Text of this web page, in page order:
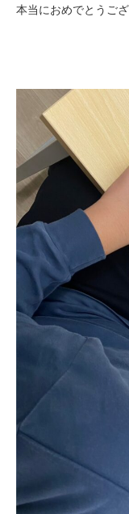
本当におめでとうござ